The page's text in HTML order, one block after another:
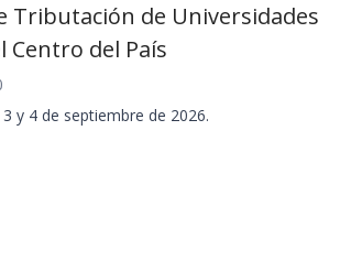
Tributación de Universidades
Centro del País
y 4 de septiembre de 2026.